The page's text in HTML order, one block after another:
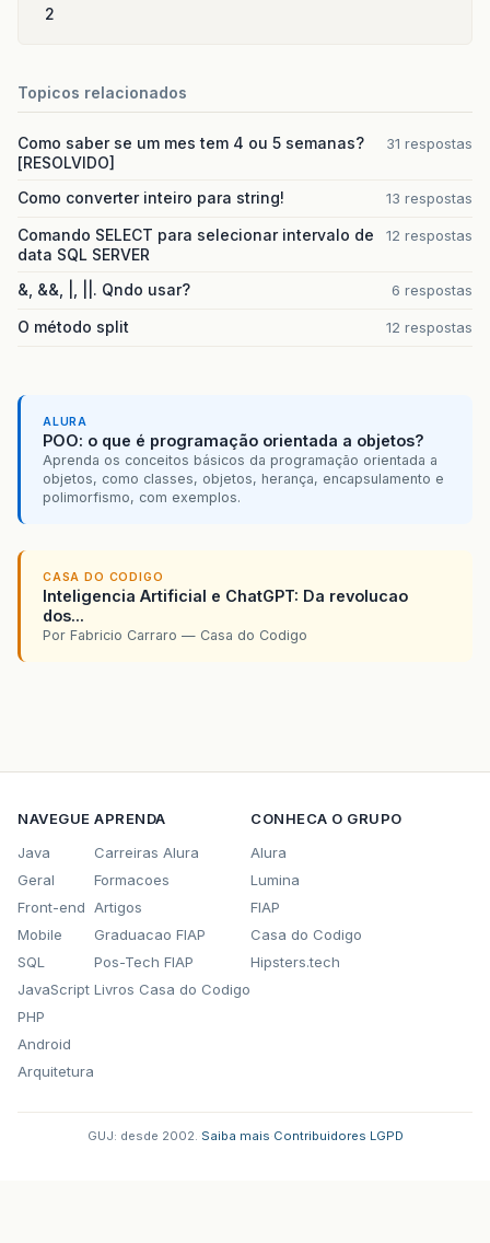
2
Topicos relacionados
Como saber se um mes tem 4 ou 5 semanas?
[RESOLVIDO]
31 respostas
Como converter inteiro para string! 13 respostas
Comando SELECT para selecionar intervalo de
data SQL SERVER
12 respostas
&, &&, |, ||. Qndo usar? 6 respostas
O método split 12 respostas
ALURA
POO: o que é programação orientada a objetos?
Aprenda os conceitos básicos da programação orientada a
objetos, como classes, objetos, herança, encapsulamento e
polimorfismo, com exemplos.
CASA DO CODIGO
Inteligencia Artificial e ChatGPT: Da revolucao
dos...
Por Fabricio Carraro — Casa do Codigo
NAVEGUE
Java
Geral
Front-end
Mobile
SQL
JavaScript
PHP
Android
Arquitetura
APRENDA
Carreiras Alura
Formacoes
Artigos
Graduacao FIAP
Pos-Tech FIAP
Livros Casa do Codigo
CONHECA O GRUPO
Alura
Lumina
FIAP
Casa do Codigo
Hipsters.tech
GUJ: desde 2002. Saiba mais Contribuidores LGPD